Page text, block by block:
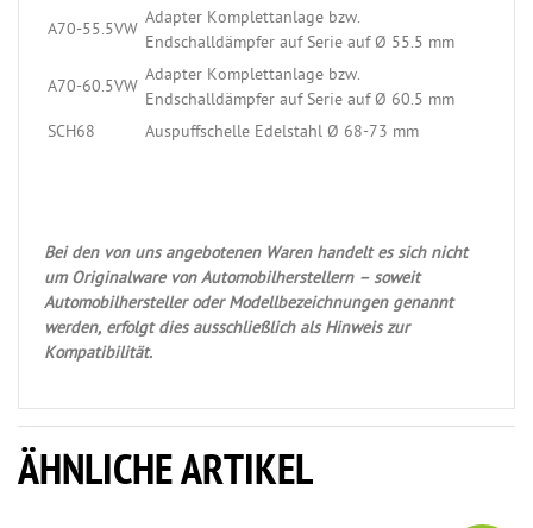
A70-55.5VW
Adapter Komplettanlage bzw.
Endschalldämpfer auf Serie auf Ø 55.5 mm
A70-60.5VW
Adapter Komplettanlage bzw.
Endschalldämpfer auf Serie auf Ø 60.5 mm
SCH68
Auspuffschelle Edelstahl Ø 68-73 mm
Bei den von uns angebotenen Waren handelt es sich nicht
um Originalware von Automobilherstellern – soweit
Automobilhersteller oder Modellbezeichnungen genannt
werden, erfolgt dies ausschließlich als Hinweis zur
Kompatibilität.
ÄHNLICHE ARTIKEL